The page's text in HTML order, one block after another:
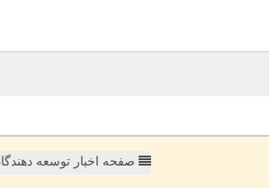
صفحه اخبار توسعه